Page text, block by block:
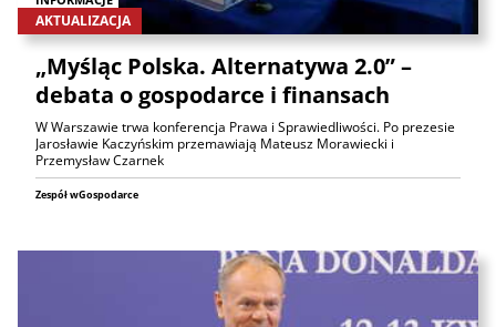
AKTUALIZACJA
„Myśląc Polska. Alternatywa 2.0” –
debata o gospodarce i finansach
W Warszawie trwa konferencja Prawa i Sprawiedliwości. Po prezesie
Jarosławie Kaczyńskim przemawiają Mateusz Morawiecki i
Przemysław Czarnek
Zespół wGospodarce